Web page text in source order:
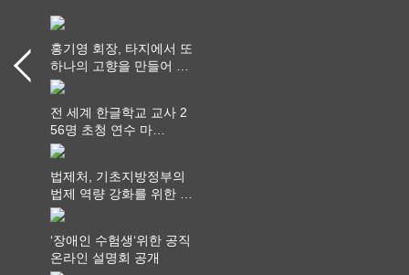
홍기영 회장, 타지에서 또
하나의 고향을 만들어 가
다
전 세계 한글학교 교사 2
56명 초청 연수 마
쳐...“수업은 더 깊게, 교
법제처, 기초지방정부의
법제 역량 강화를 위한 전
라권 현장설명회 개최
‘장애인 수험생‘위한 공직
온라인 설명회 공개